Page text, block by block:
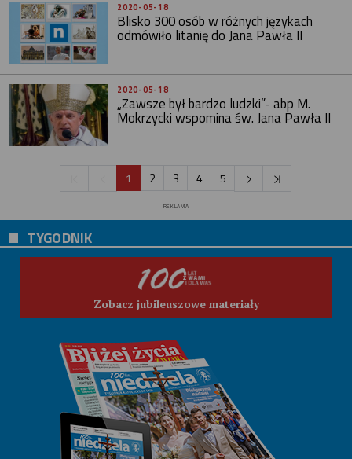
2020-05-18
Blisko 300 osób w różnych językach
odmówiło litanię do Jana Pawła II
2020-05-18
„Zawsze był bardzo ludzki”- abp M.
Mokrzycki wspomina św. Jana Pawła II
1 2 3 4 5
REKLAMA
TYGODNIK
Zobacz jubileuszowe materiały